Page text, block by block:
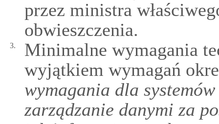
przez ministra
obwieszczenia.
3.
Minimalne wymagania
wyjątkiem wymagań
wymagania dla
zarządzanie danymi za